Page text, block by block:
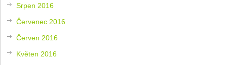
Srpen 2016
Červenec 2016
Červen 2016
Květen 2016